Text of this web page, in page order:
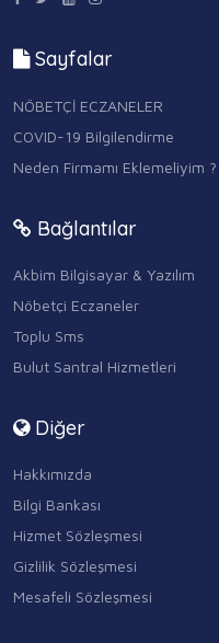
Sayfalar
NÖBETÇİ ECZANELER
COVID-19 Bilgilendirme
Neden Firmamı Eklemeliyim ?
Bağlantılar
Akbim Bilgisayar & Yazılım
Nöbetçi Eczaneler
Toplu Sms
Bulut Santral Hizmetleri
Diğer
Hakkımızda
Bilgi Bankası
Hizmet Sözleşmesi
Gizlilik Sözleşmesi
Mesafeli Sözleşmesi